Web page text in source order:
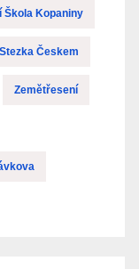
Škola Kopaniny
Stezka Českem
Zemětřesení